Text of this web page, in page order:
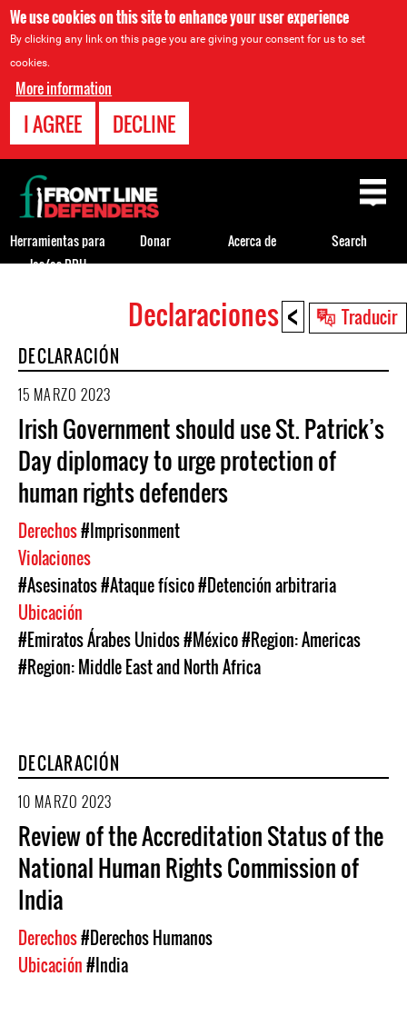
We use cookies on this site to enhance your user experience
By clicking any link on this page you are giving your consent for us to set
cookies.
More information
I AGREE DECLINE
< Traducir
top
Declaraciones
DECLARACIÓN
15 MARZO 2023
Irish Government should use St. Patrick’s
Day diplomacy to urge protection of
human rights defenders
Derechos#Imprisonment
Violaciones
#Asesinatos#Ataque físico#Detención arbitraria
Ubicación
#Emiratos Árabes Unidos#México#Region: Americas
#Region: Middle East and North Africa
DECLARACIÓN
10 MARZO 2023
Review of the Accreditation Status of the
National Human Rights Commission of
India
Derechos#Derechos Humanos
Ubicación#India
Back
to
top
Herramientas para
los/as DDH
Donar Acerca de Search